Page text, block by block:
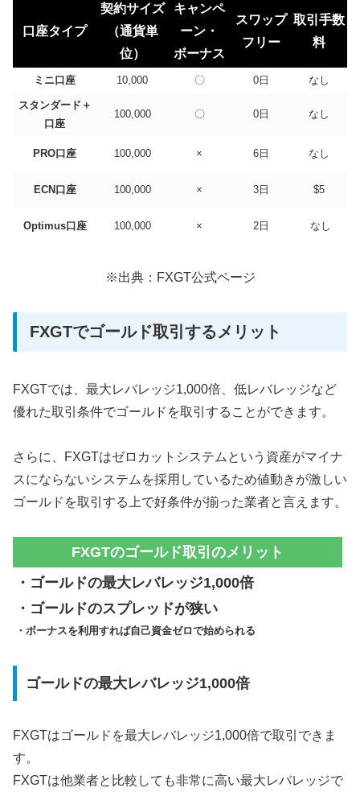
口座タイプ
契約サイズ
（通貨単
位）
キャンペ
ーン・
ボーナス
スワップ
フリー
取引手数
料
ミニ口座 10,000 〇 0日 なし
スタンダード＋
口座
100,000 〇 0日 なし
PRO口座 100,000 × 6日 なし
ECN口座 100,000 × 3日 $5
Optimus口座 100,000 × 2日 なし
※出典：FXGT公式ページ
FXGTでゴールド取引するメリット
FXGTでは、最大レバレッジ1,000倍、低レバレッジなど
優れた取引条件でゴールドを取引することができます。
さらに、FXGTはゼロカットシステムという資産がマイナ
スにならないシステムを採用しているため値動きが激しい
ゴールドを取引する上で好条件が揃った業者と言えます。
FXGTのゴールド取引のメリット
・ゴールドの最大レバレッジ1,000倍
・ゴールドのスプレッドが狭い
・ボーナスを利用すれば自己資金ゼロで始められる
ゴールドの最大レバレッジ1,000倍
FXGTはゴールドを最大レバレッジ1,000倍で取引できま
す。
FXGTは他業者と比較しても非常に高い最大レバレッジで